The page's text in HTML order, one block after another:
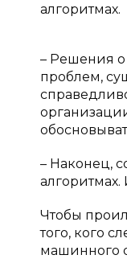
алгоритмах.
– Решения о
проблем,
– Наконец,
Чтобы
того, кого
машинного